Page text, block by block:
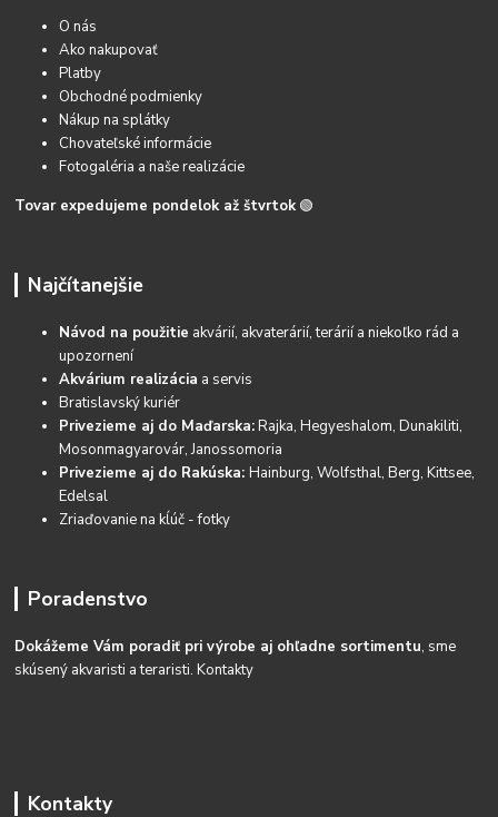
O nás
Ako nakupovať
Platby
Obchodné podmienky
Nákup na splátky
Chovateľské informácie
Fotogaléria a naše realizácie
Tovar expedujeme pondelok až štvrtok 🟢
Najčítanejšie
Návod na použitie akvárií, akvaterárií, terárií a niekoľko rád a
upozornení
Akvárium realizácia a servis
Bratislavský kuriér
Privezieme aj do Maďarska:Rajka, Hegyeshalom, Dunakiliti,
Mosonmagyarovár, Janossomoria
Privezieme aj do Rakúska:Hainburg, Wolfsthal, Berg, Kittsee,
Edelsal
Zriaďovanie na kĺúč - fotky
Poradenstvo
Dokážeme Vám poradiť pri výrobe aj ohľadne sortimentu, sme
skúsený akvaristi a teraristi.Kontakty
Kontakty